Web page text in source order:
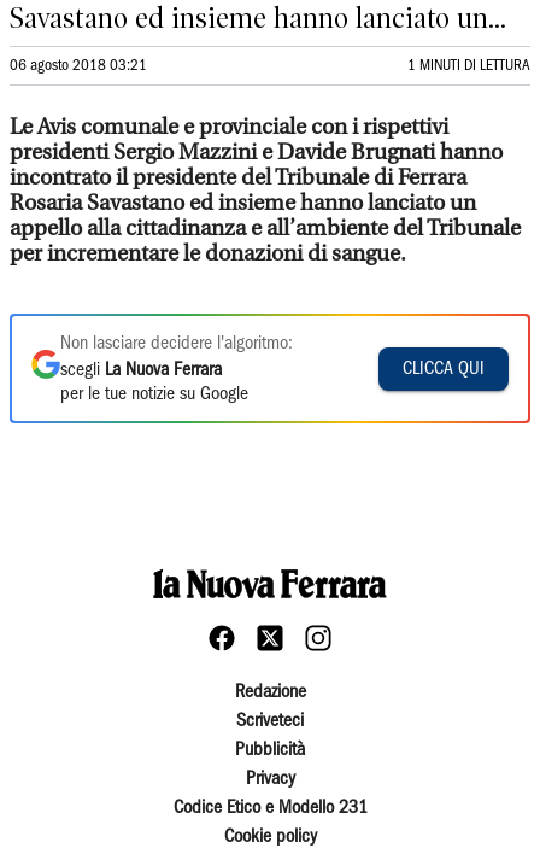
Savastano ed insieme hanno lanciato un...
06 agosto 2018 03:21 1 MINUTI DI LETTURA
Le Avis comunale e provinciale con i rispettivi
presidenti Sergio Mazzini e Davide Brugnati hanno
incontrato il presidente del Tribunale di Ferrara
Rosaria Savastano ed insieme hanno lanciato un
appello alla cittadinanza e all’ambiente del Tribunale
per incrementare le donazioni di sangue.
Non lasciare decidere l'algoritmo:
scegli La Nuova Ferrara
per le tue notizie su Google
CLICCA QUI
Redazione
Scriveteci
Pubblicità
Privacy
Codice Etico e Modello 231
Cookie policy